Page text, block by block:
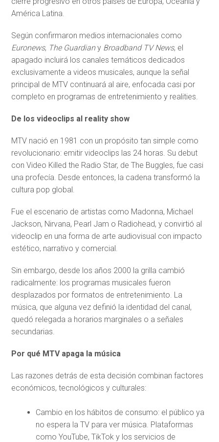
América Latina.
Según confirmaron medios internacionales como
Euronews, The Guardiany Broadband TV News, el
apagado incluirá los canales temáticos dedicados
exclusivamente a videos musicales, aunque la señal
principal de MTV continuará al aire, enfocada casi por
completo en programas de entretenimiento y realities.
De los videoclips al reality show
MTV nació en 1981 con un propósito tan simple como
revolucionario: emitir videoclips las 24 horas. Su debut
con Video Killed the Radio Star, de The Buggles, fue casi
una profecía. Desde entonces, la cadena transformó la
cultura pop global.
Fue el escenario de artistas como Madonna, Michael
Jackson, Nirvana, Pearl Jam o Radiohead, y convirtió al
videoclip en una forma de arte audiovisual con impacto
estético, narrativo y comercial.
Sin embargo, desde los años 2000 la grilla cambió
radicalmente: los programas musicales fueron
desplazados por formatos de entretenimiento. La
música, que alguna vez definió la identidad del canal,
quedó relegada a horarios marginales o a señales
secundarias.
Por qué MTV apaga la música
Las razones detrás de esta decisión combinan factores
económicos, tecnológicos y culturales:
Cambio en los hábitos de consumo: el público ya
no espera la TV para ver música. Plataformas
como YouTube, TikTok y los servicios de